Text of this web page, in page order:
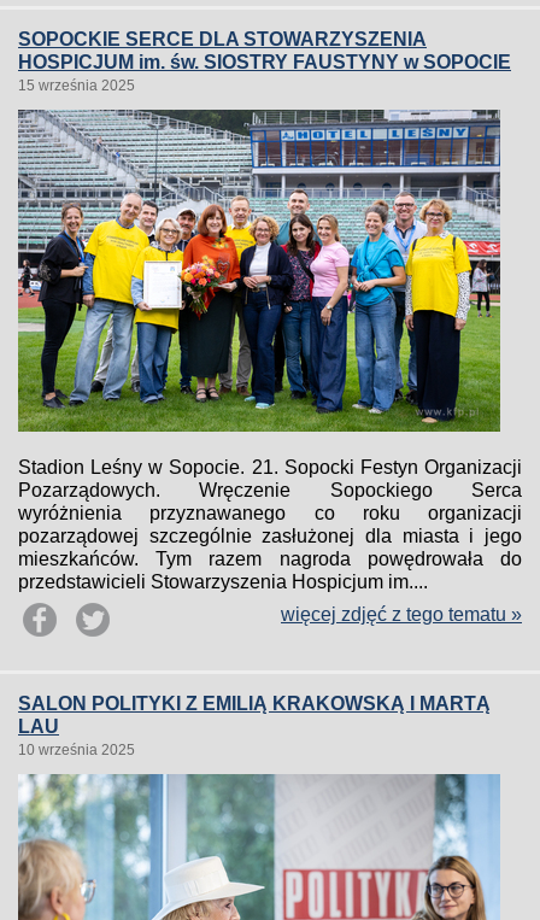
SOPOCKIE SERCE DLA STOWARZYSZENIA
HOSPICJUM im. św. SIOSTRY FAUSTYNY w SOPOCIE
15 września 2025
Stadion Leśny w Sopocie. 21. Sopocki Festyn Organizacji
Pozarządowych. Wręczenie Sopockiego Serca
wyróżnienia przyznawanego co roku organizacji
pozarządowej szczególnie zasłużonej dla miasta i jego
mieszkańców. Tym razem nagroda powędrowała do
przedstawicieli Stowarzyszenia Hospicjum im....
więcej zdjęć z tego tematu »
SALON POLITYKI Z EMILIĄ KRAKOWSKĄ I MARTĄ
LAU
10 września 2025